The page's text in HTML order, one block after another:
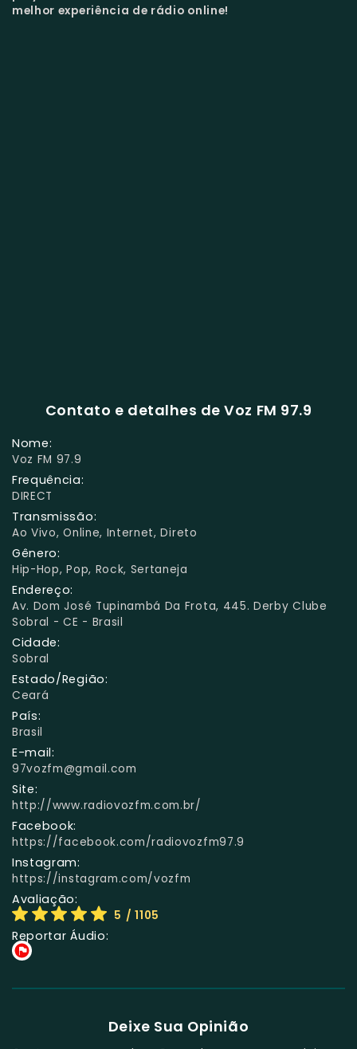
melhor experiência de rádio online!
Contato e detalhes de Voz FM 97.9
Nome:
Voz FM 97.9
Frequência:
DIRECT
Transmissão:
Ao Vivo, Online, Internet, Direto
Gênero:
Hip-Hop, Pop, Rock, Sertaneja
Endereço:
Av. Dom José Tupinambá Da Frota, 445. Derby Clube
Sobral - CE - Brasil
Cidade:
Sobral
Estado/Região:
Ceará
País:
Brasil
E-mail:
97vozfm@gmail.com
Site:
http://www.radiovozfm.com.br/
Facebook:
https://facebook.com/radiovozfm97.9
Instagram:
https://instagram.com/vozfm
Avaliação:
5 / 1105
Reportar Áudio:
Deixe Sua Opinião